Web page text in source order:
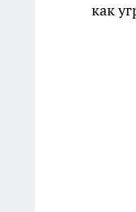
как